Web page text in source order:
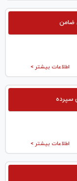
ضامن
اطلاعات بیشتر >
سپرده
اطلاعات بیشتر >